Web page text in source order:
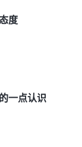
让你家出事，
，洪水别淹着
在‘神的怀
孬种，一味
灵？你不属于
求，你还是不
追求，那你
度
一点认识